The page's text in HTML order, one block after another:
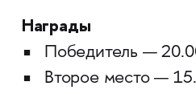
Награды
Победитель —
Второе место —